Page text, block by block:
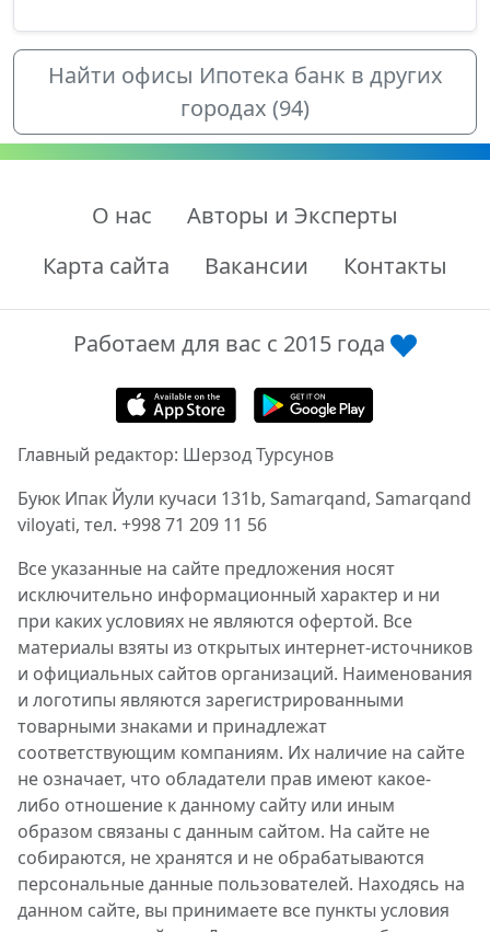
Найти офисы Ипотека банк в других
городах (94)
О нас
Авторы и Эксперты
Карта сайта
Вакансии Контакты
Работаем для вас с 2015 года
Главный редактор: Шерзод Турсунов
Буюк Ипак Йули кучаси 131b, Samarqand, Samarqand
viloyati, тел. +998 71 209 11 56
Все указанные на сайте предложения носят
исключительно информационный характер и ни
при каких условиях не являются офертой. Все
материалы взяты из открытых интернет-источников
и официальных сайтов организаций. Наименования
и логотипы являются зарегистрированными
товарными знаками и принадлежат
соответствующим компаниям. Их наличие на сайте
не означает, что обладатели прав имеют какое-
либо отношение к данному сайту или иным
образом связаны с данным сайтом. На сайте не
собираются, не хранятся и не обрабатываются
персональные данные пользователей. Находясь на
данном сайте, вы принимаете все пункты условия